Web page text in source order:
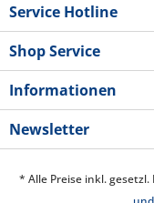
Service Hotline
Shop Service
Informationen
Newsletter
* Alle Preise inkl.